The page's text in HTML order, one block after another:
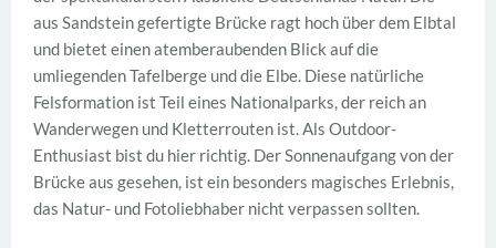
aus Sandstein gefertigte Brücke ragt hoch über dem Elbtal
und bietet einen atemberaubenden Blick auf die
umliegenden Tafelberge und die Elbe. Diese natürliche
Felsformation ist Teil eines Nationalparks, der reich an
Wanderwegen und Kletterrouten ist. Als Outdoor-
Enthusiast bist du hier richtig. Der Sonnenaufgang von der
Brücke aus gesehen, ist ein besonders magisches Erlebnis,
das Natur- und Fotoliebhaber nicht verpassen sollten.